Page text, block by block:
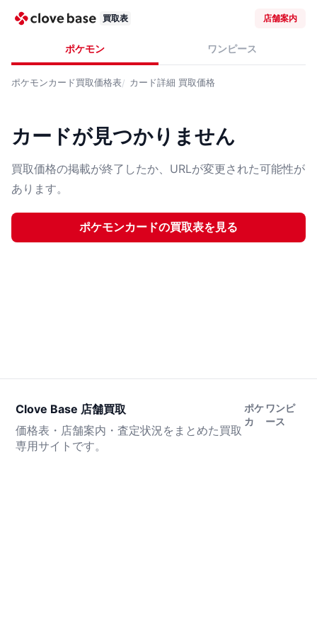
買取表 店舗案内
ポケモン ワンピース
ポケモンカード買取価格表 カード詳細 買取価格
カードが見つかりません
買取価格の掲載が終了したか、URLが変更された可能性が
あります。
ポケモンカードの買取表を見る
Clove Base 店舗買取
価格表・店舗案内・査定状況をまとめた買取
専用サイトです。
ポケ
カ
ワンピ
ース